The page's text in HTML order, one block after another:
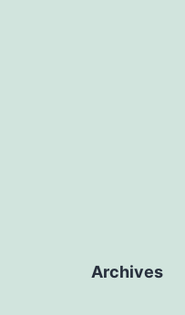
Archives